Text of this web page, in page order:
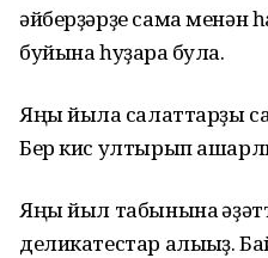
әйберҙәрҙе сама менән
буйына һуҙарға була.
Яңы йылға салаттарҙы
Бер кис ултырып
Яңы йыл табынына
деликатестар алығыҙ.